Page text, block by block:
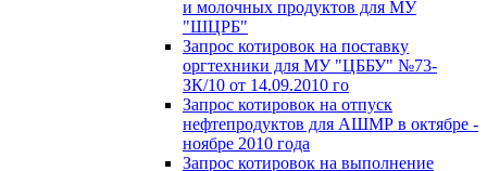
и молочных продуктов для МУ
"ШЦРБ"
Запрос котировок на поставку
оргтехники для МУ "ЦББУ" №73-
ЗК/10 от 14.09.2010 го
Запрос котировок на отпуск
нефтепродуктов для АШМР в октябре -
ноябре 2010 года
Запрос котировок на выполнение